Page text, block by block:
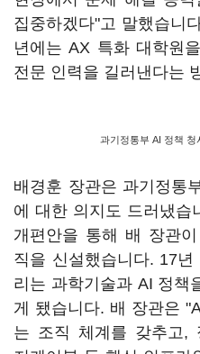
집중하겠다"고 말했습니
년에는 AX 특화 대학원
전문 인력을 길러낸다는
과기정통부 AI 정책 청
배경훈 장관은 과기정통
에 대한 의지도 드러냈습
개편안을 통해 배 장관
직을 신설했습니다. 17
리는 과학기술과 AI 정책
게 됐습니다. 배 장관은
는 조직 체계를 갖추고,